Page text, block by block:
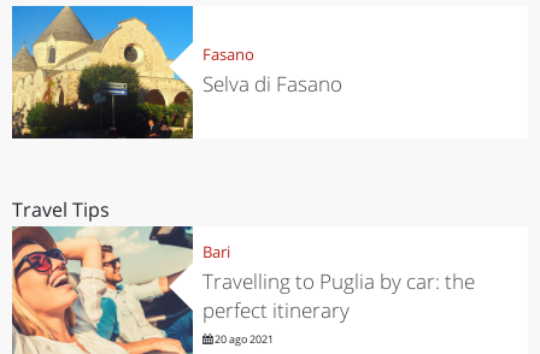
Fasano
Selva di Fasano
Travel Tips
Bari
Travelling to Puglia by car: the
perfect itinerary
20 ago 2021